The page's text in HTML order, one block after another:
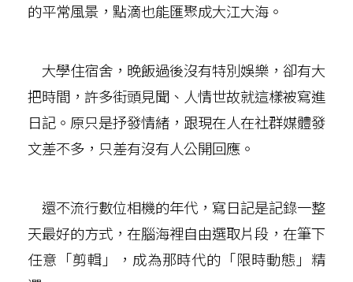
的平常風景，點滴也能匯聚成大江大海。
大學住宿舍，晚飯過後沒有特別娛樂，卻有大
把時間，許多街頭見聞、人情世故就這樣被寫進
日記。原只是抒發情緒，跟現在人在社群媒體發
文差不多，只差有沒有人公開回應。
還不流行數位相機的年代，寫日記是記錄一整
天最好的方式，在腦海裡自由選取片段，在筆下
任意「剪輯」，成為那時代的「限時動態」精